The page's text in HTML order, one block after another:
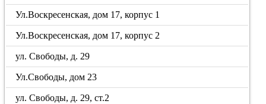
Ул.Воскресенская, дом 17, корпус 1
Ул.Воскресенская, дом 17, корпус 2
ул. Свободы, д. 29
Ул.Свободы, дом 23
ул. Свободы, д. 29, ст.2